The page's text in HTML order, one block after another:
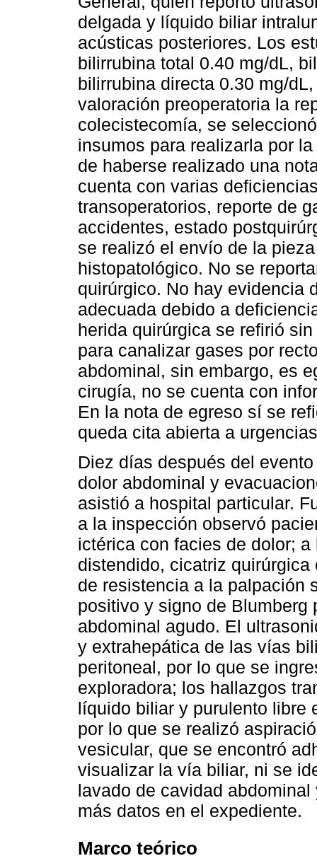
delgada y líquido biliar
acústicas posteriores. Los
bilirrubina total 0.40 mg/dL,
bilirrubina directa 0.30 mg/
valoración preoperatoria la
colecistecomía, se
insumos para realizarla por
de haberse realizado una
cuenta con varias
transoperatorios, reporte de
accidentes, estado
se realizó el envío de la
histopatológico. No se
quirúrgico. No hay evidencia
adecuada debido a
herida quirúrgica se refirió
para canalizar gases por
abdominal, sin embargo, es
cirugía, no se cuenta con
En la nota de egreso sí se
queda cita abierta a
Diez días después del
dolor abdominal y
asistió a hospital particular.
a la inspección observó
ictérica con facies de dolor;
distendido, cicatriz
de resistencia a la palpación
positivo y signo de
abdominal agudo. El
y extrahepática de las vías
peritoneal, por lo que se
exploradora; los hallazgos
líquido biliar y purulento libre
por lo que se realizó
vesicular, que se encontró
visualizar la vía biliar, ni se
lavado de cavidad
más datos en el expediente.
Marco teórico